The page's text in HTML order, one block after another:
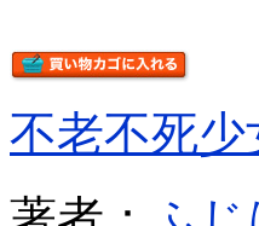
不老不死